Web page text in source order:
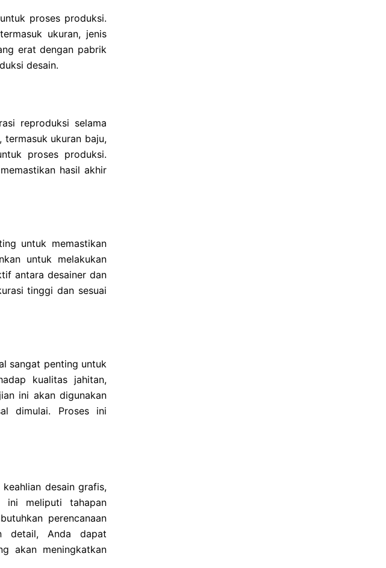
proses produksi.
ukuran, jenis
erat dengan pabrik
desain.
reproduksi selama
termasuk ukuran baju,
proses produksi.
hasil akhir
untuk memastikan
untuk melakukan
antara desainer dan
tinggi dan sesuai
sangat penting untuk
kualitas jahitan,
ini akan digunakan
dimulai. Proses ini
desain grafis,
ini meliputi tahapan
perencanaan
detail, Anda dapat
akan meningkatkan